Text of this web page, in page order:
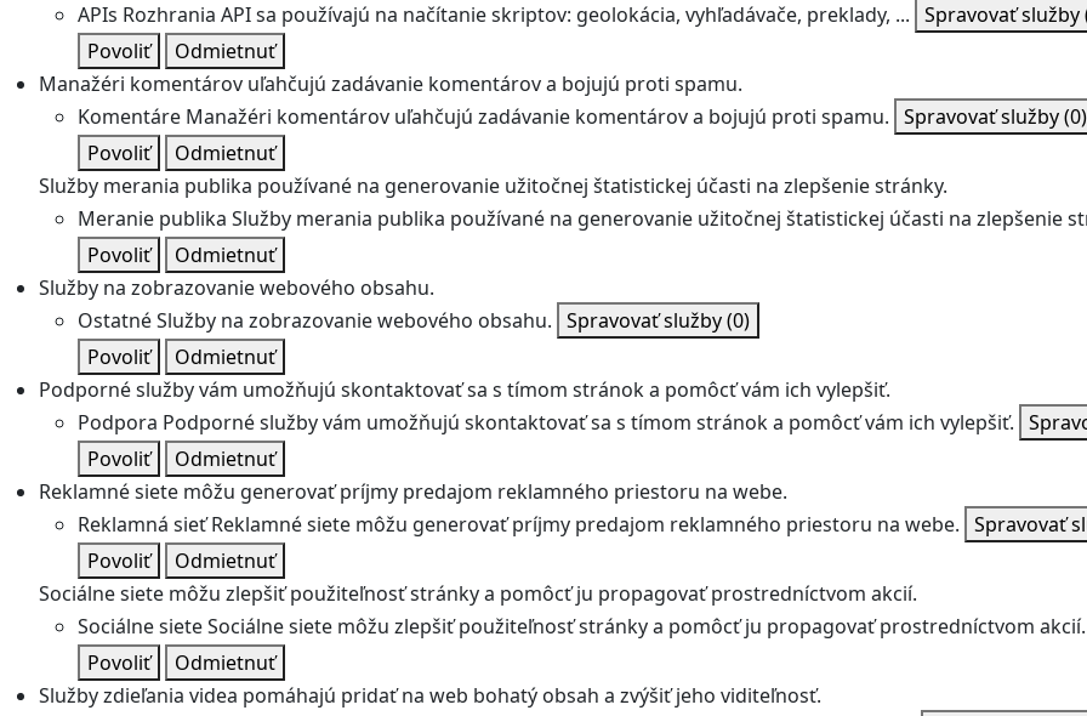
APIs Rozhrania API sa používajú na načítanie skriptov: geolokácia, vyhľadávače, preklady, ... Spravovať služby
Povoliť
Odmietnuť
Manažéri komentárov uľahčujú zadávanie komentárov a bojujú proti spamu.
Komentáre Manažéri komentárov uľahčujú zadávanie komentárov a bojujú proti spamu. Spravovať služby(0)
Povoliť
Odmietnuť
Služby merania publika používané na generovanie užitočnej štatistickej účasti na zlepšenie stránky.
Meranie publika Služby merania publika používané na generovanie užitočnej štatistickej účasti na zlepšenie
Povoliť
Odmietnuť
Služby na zobrazovanie webového obsahu.
OstatnéSlužby na zobrazovanie webového obsahu. Spravovať služby(0)
Povoliť
Odmietnuť
Podporné služby vám umožňujú skontaktovať sa s tímom stránok a pomôcť vám ich vylepšiť.
Podpora Podporné služby vám umožňujú skontaktovať sa s tímom stránok a pomôcť vám ich vylepšiť.
Povoliť
Odmietnuť
Reklamné siete môžu generovať príjmy predajom reklamného priestoru na webe.
Reklamná sieť Reklamné siete môžu generovať príjmy predajom reklamného priestoru na webe. Spravovať
Povoliť
Odmietnuť
Sociálne siete môžu zlepšiť použiteľnosť stránky a pomôcť ju propagovať prostredníctvom akcií.
Sociálne sieteSociálne siete môžu zlepšiť použiteľnosť stránky a pomôcť ju propagovať prostredníctvom akcií.
Povoliť
Odmietnuť
Služby zdieľania videa pomáhajú pridať na web bohatý obsah a zvýšiť jeho viditeľnosť.